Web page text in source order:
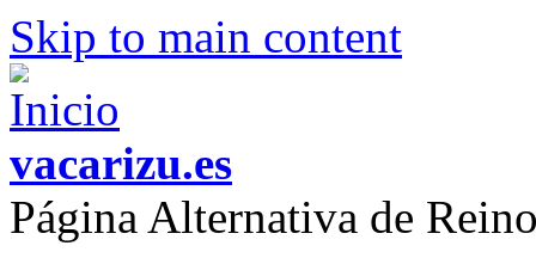
Skip to main content
vacarizu.es
Página Alternativa de